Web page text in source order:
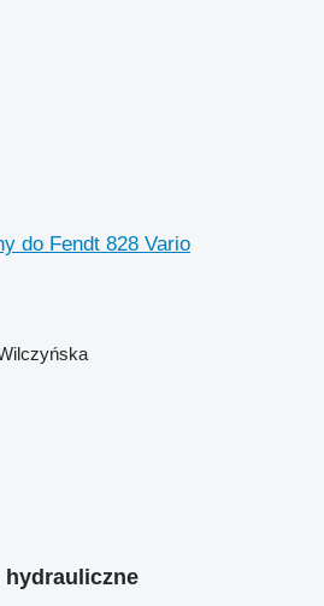
do Fendt 828 Vario
hydrauliczne